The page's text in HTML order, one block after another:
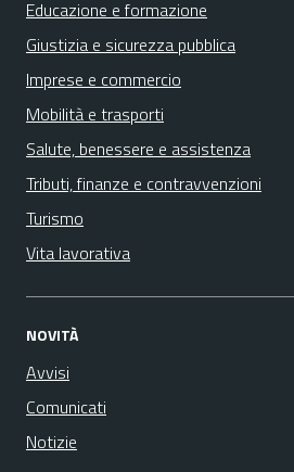
Educazione e formazione
Giustizia e sicurezza pubblica
Imprese e commercio
Mobilità e trasporti
Salute, benessere e assistenza
Tributi, finanze e contravvenzioni
Turismo
Vita lavorativa
NOVITÀ
Avvisi
Comunicati
Notizie